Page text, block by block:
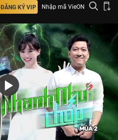
ĐĂNG KÝ VIP Nhập mã VieON